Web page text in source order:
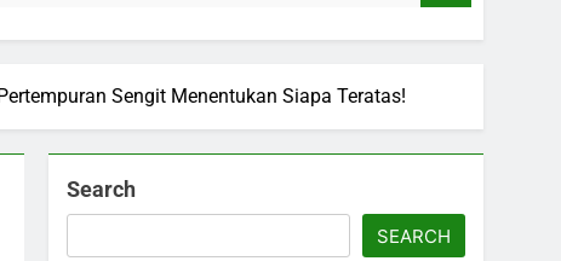
Sengit Menentukan Siapa Teratas!
Search
SEARCH